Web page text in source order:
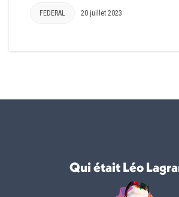
FEDERAL 20 juillet 2023
Qui était Léo